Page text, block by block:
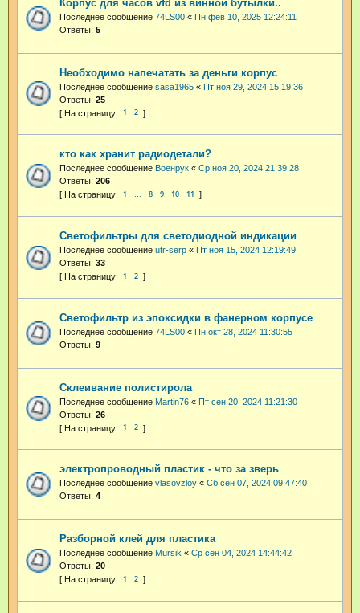
Корпус для часов vfd из винной бутылки..
Последнее сообщение 74LS00 « Пн фев 10, 2025 12:24:11
Ответы: 5
Необходимо напечатать за деньги корпус
Последнее сообщение sasa1965 « Пт ноя 29, 2024 15:19:36
Ответы: 25
1 2
кто как хранит радиодетали?
Последнее сообщение Военрук « Ср ноя 20, 2024 21:39:28
Ответы: 206
1 … 8 9 10 11
Светофильтры для светодиодной индикации
Последнее сообщение utr-serp « Пт ноя 15, 2024 12:19:49
Ответы: 33
1 2
Светофильтр из эпоксидки в фанерном корпусе
Последнее сообщение 74LS00 « Пн окт 28, 2024 11:30:55
Ответы: 9
Склеивание полистирола
Последнее сообщение Martin76 « Пт сен 20, 2024 11:21:30
Ответы: 26
1 2
электропроводный пластик - что за зверь
Последнее сообщение vlasovzloy « Сб сен 07, 2024 09:47:40
Ответы: 4
Разборной клей для пластика
Последнее сообщение Mursik « Ср сен 04, 2024 14:44:42
Ответы: 20
1 2